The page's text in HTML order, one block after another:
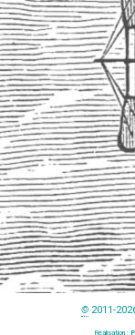
© 2011-
Réalisation :